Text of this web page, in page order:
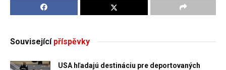
Souvisejícípříspěvky
USA hľadajú destináciu pre deportovaných